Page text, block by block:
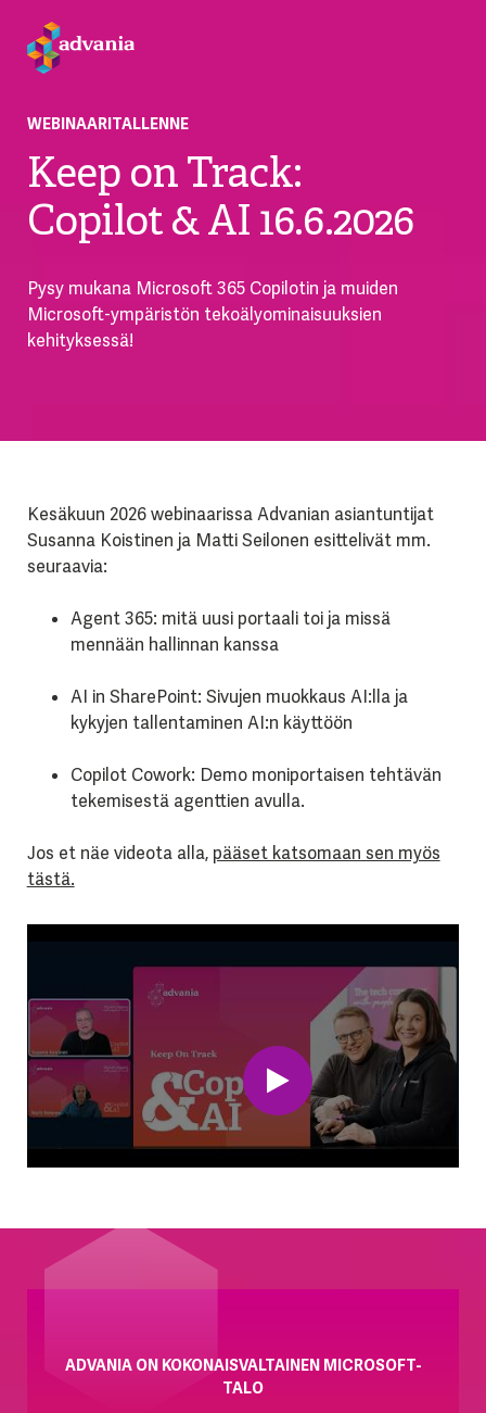
WEBINAARITALLENNE
Keep on Track:
Copilot & AI 16.6.2026
Pysy mukana Microsoft 365 Copilotin ja muiden
Microsoft-ympäristön tekoälyominaisuuksien
kehityksessä!
Kesäkuun 2026 webinaarissa Advanian asiantuntijat
Susanna Koistinen ja Matti Seilonen esittelivät mm.
seuraavia:
Agent 365: mitä uusi portaali toi ja missä
mennään hallinnan kanssa
AI in SharePoint: Sivujen muokkaus AI:lla ja
kykyjen tallentaminen AI:n käyttöön
Copilot Cowork: Demo moniportaisen tehtävän
tekemisestä agenttien avulla.
Jos et näe videota alla, pääset katsomaan sen myös
tästä.
ADVANIA ON KOKONAISVALTAINEN MICROSOFT-
TALO